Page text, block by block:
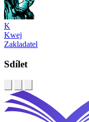
K
Kwej
Zakladatel
Sdílet